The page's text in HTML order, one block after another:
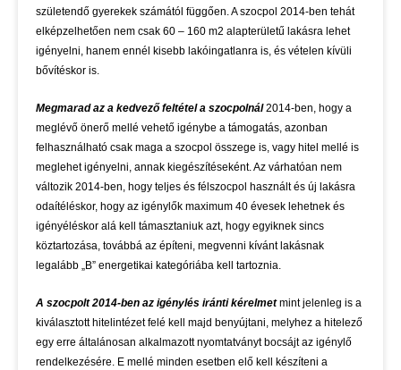
születendő gyerekek számától függően. A szocpol 2014-ben tehát
elképzelhetően nem csak 60 – 160 m2 alapterületű lakásra lehet
igényelni, hanem ennél kisebb lakóingatlanra is, és vételen kívüli
bővítéskor is.
Megmarad az a kedvező feltétel a szocpolnál2014-ben, hogy a
meglévő önerő mellé vehető igénybe a támogatás, azonban
felhasználható csak maga a szocpol összege is, vagy hitel mellé is
meglehet igényelni, annak kiegészítéseként. Az várhatóan nem
változik 2014-ben, hogy teljes és félszocpol használt és új lakásra
odaítéléskor, hogy az igénylők maximum 40 évesek lehetnek és
igényéléskor alá kell támasztaniuk azt, hogy egyiknek sincs
köztartozása, továbbá az építeni, megvenni kívánt lakásnak
legalább „B” energetikai kategóriába kell tartoznia.
A szocpolt 2014-ben az igénylés iránti kérelmet mint jelenleg is a
kiválasztott hitelintézet felé kell majd benyújtani, melyhez a hitelező
egy erre általánosan alkalmazott nyomtatványt bocsájt az igénylő
rendelkezésére. E mellé minden esetben elő kell készíteni a